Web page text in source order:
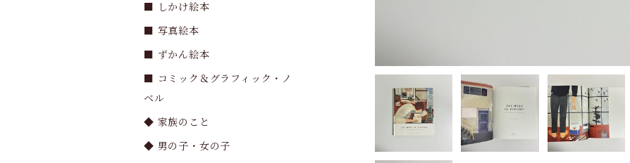
■ しかけ絵本
■ 写真絵本
■ ずかん絵本
■ コミック＆グラフィック・ノ
ベル
◆ 家族のこと
◆ 男の子・女の子